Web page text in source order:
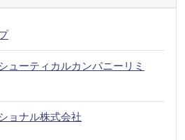
ューティカルカンパニーリミ
ョナル株式会社